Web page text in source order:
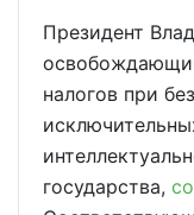
Президент
налогов при
государства,